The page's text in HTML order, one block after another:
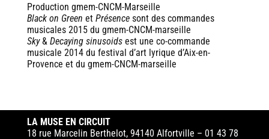
Production gmem-CNCM-Marseille
Black on Green et Présencesont des commandes
musicales 2015 du gmem-CNCM-marseille
Sky& Decaying sinusoidsest une co-commande
musicale 2014 du festival d’art lyrique d’Aix-en-
Provence et du gmem-CNCM-marseille
LA MUSE EN CIRCUIT
18 rue Marcelin Berthelot, 94140 Alfortville – 01 43 78